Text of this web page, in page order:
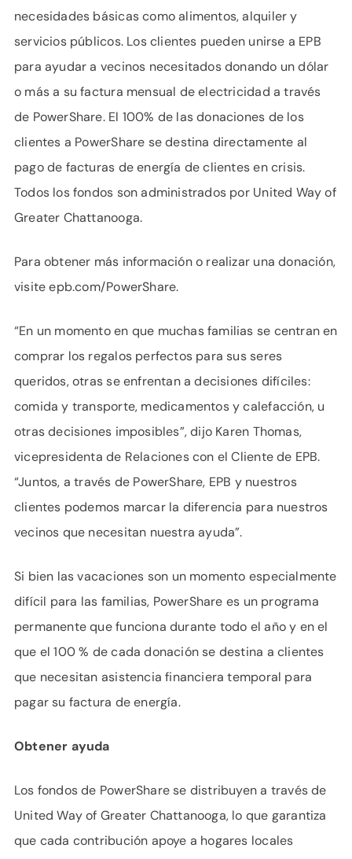
necesidades básicas como alimentos, alquiler y
servicios públicos. Los clientes pueden unirse a EPB
para ayudar a vecinos necesitados donando un dólar
o más a su factura mensual de electricidad a través
de PowerShare. El 100% de las donaciones de los
clientes a PowerShare se destina directamente al
pago de facturas de energía de clientes en crisis.
Todos los fondos son administrados por United Way of
Greater Chattanooga.
Para obtener más información o realizar una donación,
visite epb.com/PowerShare.
“En un momento en que muchas familias se centran en
comprar los regalos perfectos para sus seres
queridos, otras se enfrentan a decisiones difíciles:
comida y transporte, medicamentos y calefacción, u
otras decisiones imposibles”, dijo Karen Thomas,
vicepresidenta de Relaciones con el Cliente de EPB.
“Juntos, a través de PowerShare, EPB y nuestros
clientes podemos marcar la diferencia para nuestros
vecinos que necesitan nuestra ayuda”.
Si bien las vacaciones son un momento especialmente
difícil para las familias, PowerShare es un programa
permanente que funciona durante todo el año y en el
que el 100 % de cada donación se destina a clientes
que necesitan asistencia financiera temporal para
pagar su factura de energía.
Obtener ayuda
Los fondos de PowerShare se distribuyen a través de
United Way of Greater Chattanooga, lo que garantiza
que cada contribución apoye a hogares locales